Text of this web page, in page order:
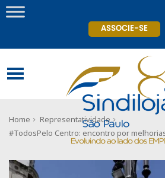
ASSOCIE-SE
Home
Representatividade
#TodosPelo Centro: encontro por melhorias